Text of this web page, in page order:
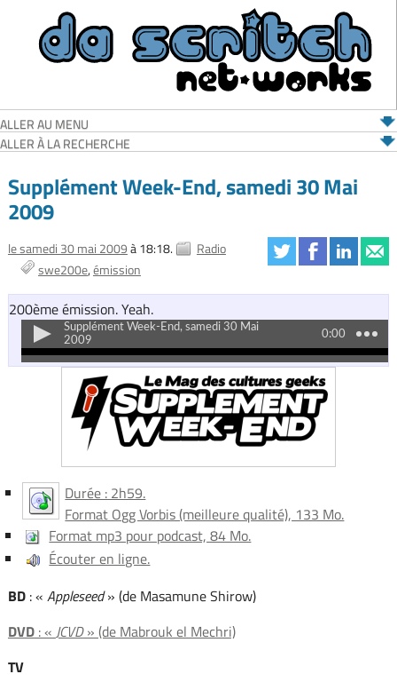
ALLER AU MENU
ALLER À LA RECHERCHE
Supplément Week-End, samedi 30 Mai
2009
le samedi 30 mai 2009à 18:18.
Radio
swe200e émission
200ème émission. Yeah.
Durée : 2h59.
Format Ogg Vorbis (meilleure qualité), 133 Mo.
Format mp3 pour podcast, 84 Mo.
Écouter en ligne.
BD: « Appleseed» (de Masamune Shirow)
DVD: « JCVD» (de Mabrouk el Mechri)
TV